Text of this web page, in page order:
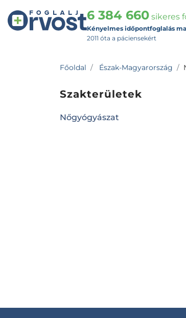
6 384 660 sikeres
Kényelmes időpontfoglalás
2011 óta a páciensekért
Főoldal Észak-Magyarország
Szakterületek
Nőgyógyászat